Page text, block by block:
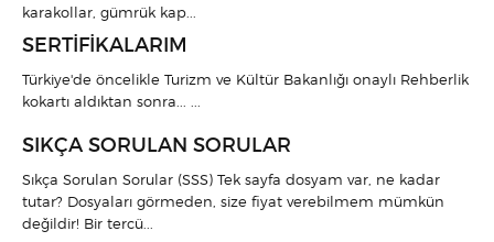
karakollar, gümrük kap...
SERTIFIKALARIM
Türkiye'de öncelikle Turizm ve Kültür Bakanlığı onaylı Rehberlik
kokartı aldıktan sonra... ...
SIKÇA SORULAN SORULAR
Sıkça Sorulan Sorular (SSS) Tek sayfa dosyam var, ne kadar
tutar? Dosyaları görmeden, size fiyat verebilmem mümkün
değildir! Bir tercü...